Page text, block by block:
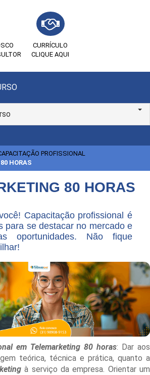
CURRÍCULO
CLIQUE AQUI
PROFISSIONAL
HORAS
80 HORAS
Capacitação profissional é
para se destacar no mercado e
oportunidades. Não fique
em Telemarketing 80 horas: Dar aos
teórica, técnica e prática, quanto a
à serviço da empresa. Orientar um